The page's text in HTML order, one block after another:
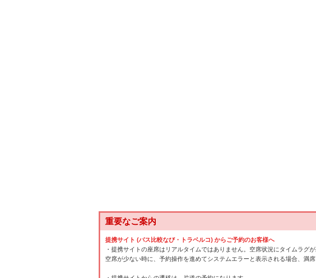
重要なご案内
提携サイト (バス比較なび・トラベルコ) からご予約のお客様へ
・提携サイトの座席はリアルタイムではありません。空席状況にタイムラグが
空席が少ない時に、予約操作を進めてシステムエラーと表示される場合、満